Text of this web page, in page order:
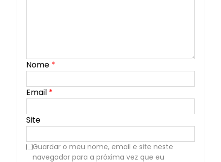
Nome *
Email *
Site
Guardar o meu nome, email e site neste
navegador para a próxima vez que eu